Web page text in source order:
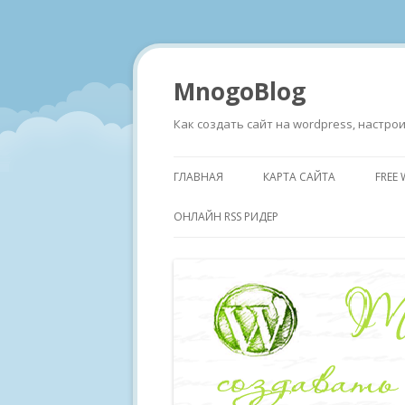
MnogoBlog
Как создать сайт на wordpress,
ГЛАВНАЯ КАРТА САЙТА
ОНЛАЙН RSS РИДЕР